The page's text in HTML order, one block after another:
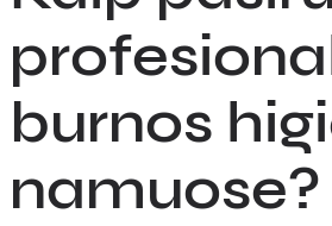
burnos
namuose?